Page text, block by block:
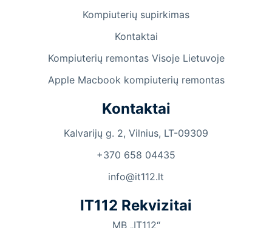
Kompiuterių supirkimas
Kontaktai
Kompiuterių remontas Visoje Lietuvoje
Apple Macbook kompiuterių remontas
Kontaktai
Kalvarijų g. 2, Vilnius, LT-09309
+370 658 04435
info@it112.lt
IT112 Rekvizitai
MB „IT112“